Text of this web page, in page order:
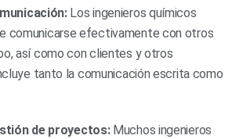
Los ingenieros químicos
comunicarse efectivamente con otros
así como con clientes y otros
tanto la comunicación escrita como
de proyectos:Muchos ingenieros